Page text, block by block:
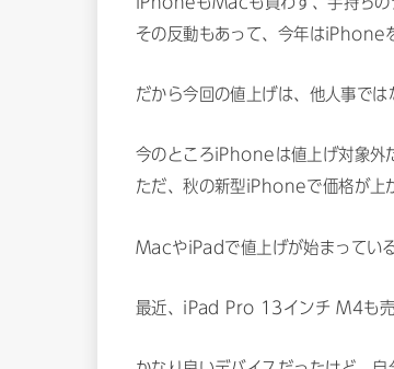
その反動もあって、今年はiPhone
だから今回の値上げは、他人事では
今のところiPhoneは値上げ対象外
ただ、秋の新型iPhoneで価格が上
MacやiPadで値上げが始まってい
最近、iPad Pro 13インチ M4も売